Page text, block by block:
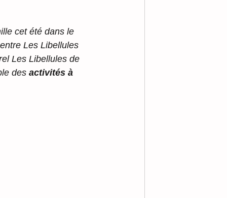
cet été dans le
Les Libellules
Les Libellules de
des activités à